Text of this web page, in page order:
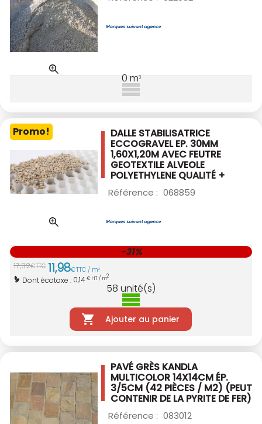
0 m3
Promo! DALLE STABILISATRICE
ECCOGRAVEL EP. 30MM
1,60X1,20M AVEC FEUTRE
GEOTEXTILEALVEOLE
POLYETHYLENE QUALITÉ +
Référence : 068859
17,32€TTC 11,98€TTC / m2
Dont écotaxe : 0,14€ HT / m2
-31%
58 unité(s)
Ajouter au panier
PAVÉ GRÈS KANDLA
MULTICOLOR 14X14CM ÉP.
3/5CM (42 PIÈCES / M2) (PEUT
CONTENIR DE LA PYRITE DE FER)
Référence : 083012